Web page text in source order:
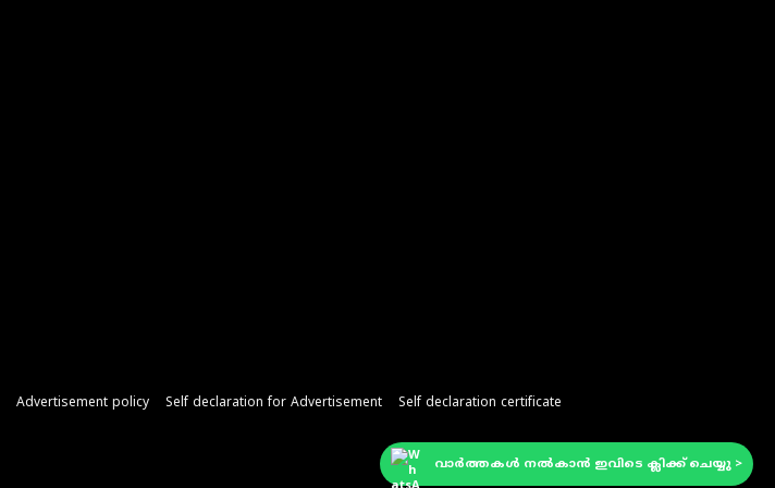
വാർത്തകൾ നൽകാൻ ഇവിടെ ക്ലിക്ക് ചെയ്യു >
Advertisement policy Self declaration for Advertisement Self declaration certificate